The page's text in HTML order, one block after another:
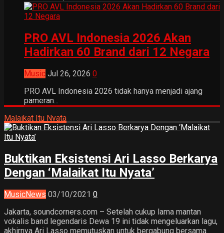
PRO AVL Indonesia 2026 Akan
Hadirkan 60 Brand dari 12 Negara
Music Jul 26, 2026 0
PRO AVL Indonesia 2026 tidak hanya menjadi ajang
pameran...
Malaikat Itu Nyata
Buktikan Eksistensi Ari Lasso Berkarya
Dengan ‘Malaikat Itu Nyata’
MusicNews 03/10/2021 0
Jakarta, soundcorners.com – Setelah cukup lama mantan
vokalis band legendaris Dewa 19 ini tidak mengeluarkan lagu,
akhirnya Ari Lasso memutuskan untuk bergabung bersama